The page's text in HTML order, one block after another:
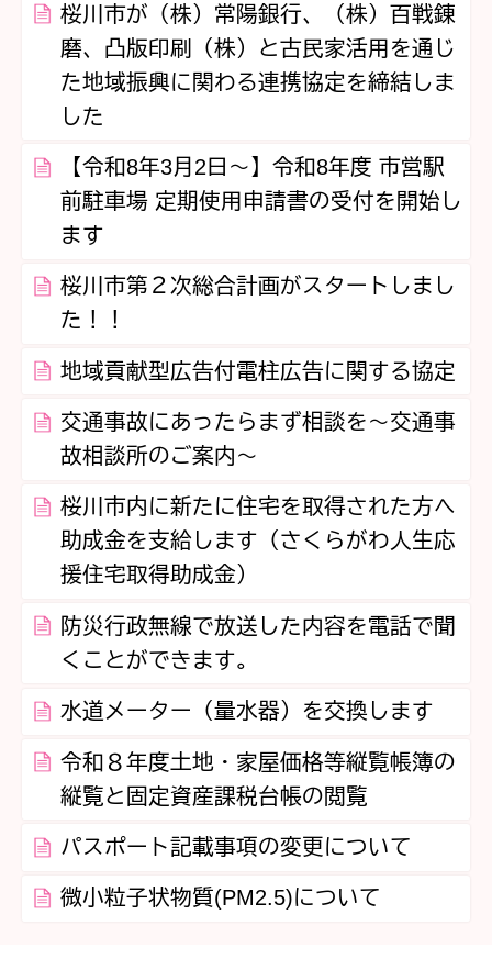
桜川市が（株）常陽銀行、（株）百戦錬
磨、凸版印刷（株）と古民家活用を通じ
た地域振興に関わる連携協定を締結しま
した
【令和8年3月2日～】令和8年度 市営駅
前駐車場 定期使用申請書の受付を開始し
ます
桜川市第２次総合計画がスタートしまし
た！！
地域貢献型広告付電柱広告に関する協定
交通事故にあったらまず相談を～交通事
故相談所のご案内～
桜川市内に新たに住宅を取得された方へ
助成金を支給します（さくらがわ人生応
援住宅取得助成金）
防災行政無線で放送した内容を電話で聞
くことができます。
水道メーター（量水器）を交換します
令和８年度土地・家屋価格等縦覧帳簿の
縦覧と固定資産課税台帳の閲覧
パスポート記載事項の変更について
微小粒子状物質(PM2.5)について